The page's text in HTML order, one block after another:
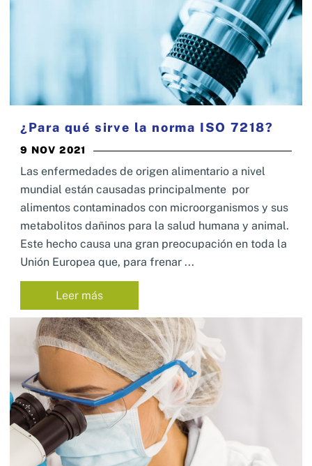
Sistemas de exportación SAE
Asesoramiento en Normativa Internacional
Consultoría Seguridad Alimentaria
¿Para qué sirve la norma ISO 7218?
9 NOV 2021
Las enfermedades de origen alimentario a nivel
mundial están causadas principalmente por
alimentos contaminados con microorganismos y sus
metabolitos dañinos para la salud humana y animal.
Este hecho causa una gran preocupación en toda la
Unión Europea que, para frenar ...
Leer más